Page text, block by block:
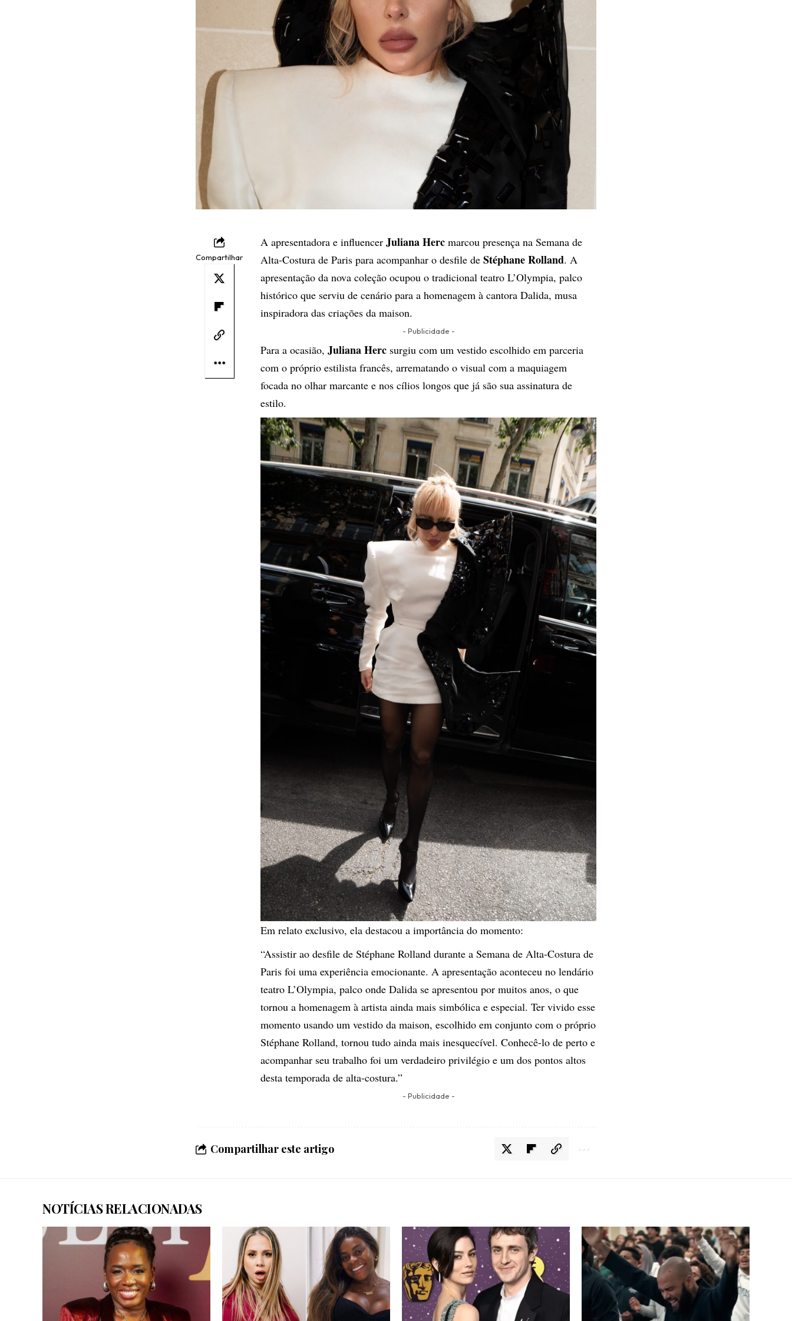
Compartilhar
A apresentadora e influencer Juliana Herc marcou presença na Semana de
Alta-Costura de Paris para acompanhar o desfile de Stéphane Rolland. A
apresentação da nova coleção ocupou o tradicional teatro L’Olympia, palco
histórico que serviu de cenário para a homenagem à cantora Dalida, musa
inspiradora das criações da maison.
- Publicidade -
Para a ocasião, Juliana Herc surgiu com um vestido escolhido em parceria
com o próprio estilista francês, arrematando o visual com a maquiagem
focada no olhar marcante e nos cílios longos que já são sua assinatura de
estilo.
Em relato exclusivo, ela destacou a importância do momento:
“Assistir ao desfile de Stéphane Rolland durante a Semana de Alta-Costura de
Paris foi uma experiência emocionante. A apresentação aconteceu no lendário
teatro L’Olympia, palco onde Dalida se apresentou por muitos anos, o que
tornou a homenagem à artista ainda mais simbólica e especial. Ter vivido esse
momento usando um vestido da maison, escolhido em conjunto com o próprio
Stéphane Rolland, tornou tudo ainda mais inesquecível. Conhecê-lo de perto e
acompanhar seu trabalho foi um verdadeiro privilégio e um dos pontos altos
desta temporada de alta-costura.”
- Publicidade -
Compartilhar este artigo
NOTÍCIAS RELACIONADAS